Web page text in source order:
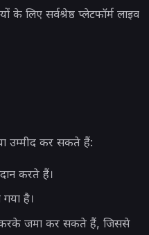
लिए सर्वश्रेष्ठ प्लेटफॉर्म लाइव
उम्मीद कर सकते हैं:
करते हैं।
है।
करके जमा कर सकते हैं, जिससे